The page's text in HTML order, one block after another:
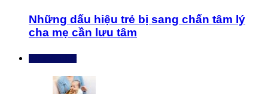
Những dấu hiệu trẻ bị sang chấn tâm lý
cha mẹ cần lưu tâm